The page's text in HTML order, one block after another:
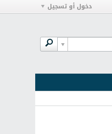
دخول أو تسجيل